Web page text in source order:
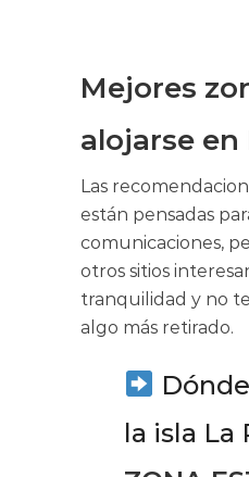
Mejores
alojarse en
Las
están pensadas
comunicaciones,
otros sitios
tranquilidad y no
algo más retirado.
la isla La